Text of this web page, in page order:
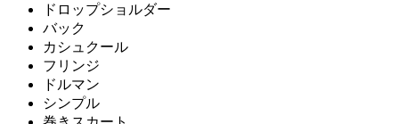
ドロップショルダー
バック
カシュクール
フリンジ
ドルマン
シンプル